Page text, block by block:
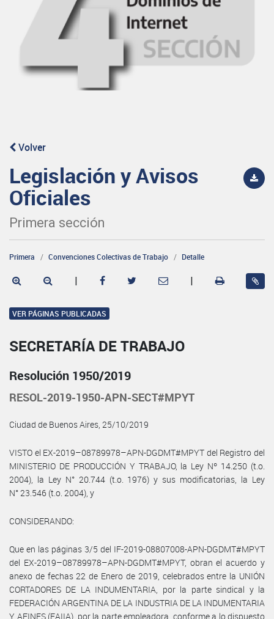
Volver
Legislación y Avisos
Oficiales
Primera sección
Primera Convenciones Colectivas de Trabajo Detalle
| |
VER PÁGINAS PUBLICADAS
SECRETARÍA DE TRABAJO
Resolución 1950/2019
RESOL-2019-1950-APN-SECT#MPYT
Ciudad de Buenos Aires, 25/10/2019
VISTO el EX-2019–08789978–APN-DGDMT#MPYT del Registro del
MINISTERIO DE PRODUCCIÓN Y TRABAJO, la Ley Nº 14.250 (t.o.
2004), la Ley N° 20.744 (t.o. 1976) y sus modificatorias, la Ley
N° 23.546 (t.o. 2004), y
CONSIDERANDO:
Que en las páginas 3/5 del IF-2019-08807008-APN-DGDMT#MPYT
del EX-2019–08789978–APN-DGDMT#MPYT, obran el acuerdo y
anexo de fechas 22 de Enero de 2019, celebrados entre la UNIÓN
CORTADORES DE LA INDUMENTARIA, por la parte sindical y la
FEDERACIÓN ARGENTINA DE LA INDUSTRIA DE LA INDUMENTARIA
Y AFINES (FAIIA), por la parte empleadora, conforme a lo dispuesto